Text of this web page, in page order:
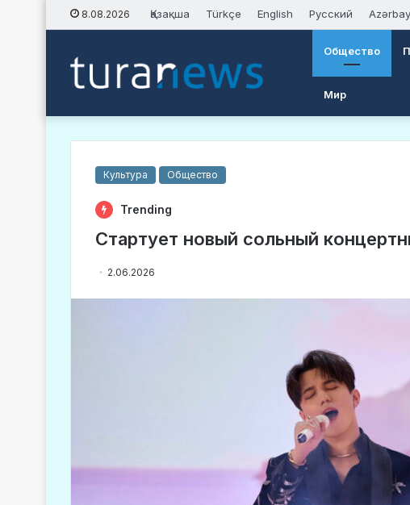
8.08.2026 Қазақша Türkçe English Русский
Общество
Мир
Культура Общество
Trending
Стартует новый сольный
2.06.2026